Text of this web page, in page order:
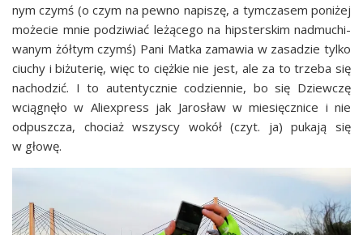
nym czymś (o czym na pew­no napi­szę, a tym­cza­sem poni­żej
może­cie mnie podzi­wiać leżą­ce­go na hip­ster­skim nadmu­chi­
wa­nym żół­tym czymś) Pani Mat­ka zama­wia w zasa­dzie tyl­ko
ciu­chy i biżu­te­rię, więc to cięż­kie nie jest, ale za to trze­ba się
nacho­dzić. I to auten­tycz­nie codzien­nie, bo się Dziew­czę
wcią­gnę­ło w Alie­xpress jak Jaro­sław w mie­sięcz­ni­ce i nie
odpusz­cza, cho­ciaż wszy­scy wokół (czyt. ja) puka­ją się
w głowę.